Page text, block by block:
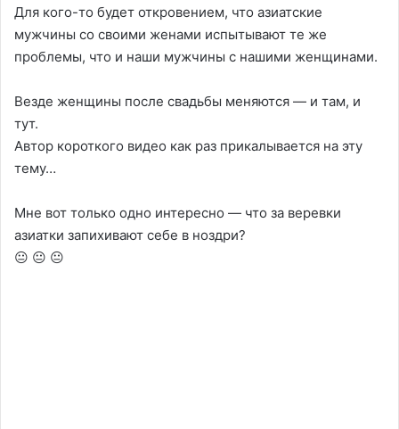
Для кого-то будет откровением, что азиатские
мужчины со своими женами испытывают те же
проблемы, что и наши мужчины с нашими женщинами.
Везде женщины после свадьбы меняются — и там, и
тут.
Автор короткого видео как раз прикалывается на эту
тему…
Мне вот только одно интересно — что за веревки
азиатки запихивают себе в ноздри?
😐 😐 😐